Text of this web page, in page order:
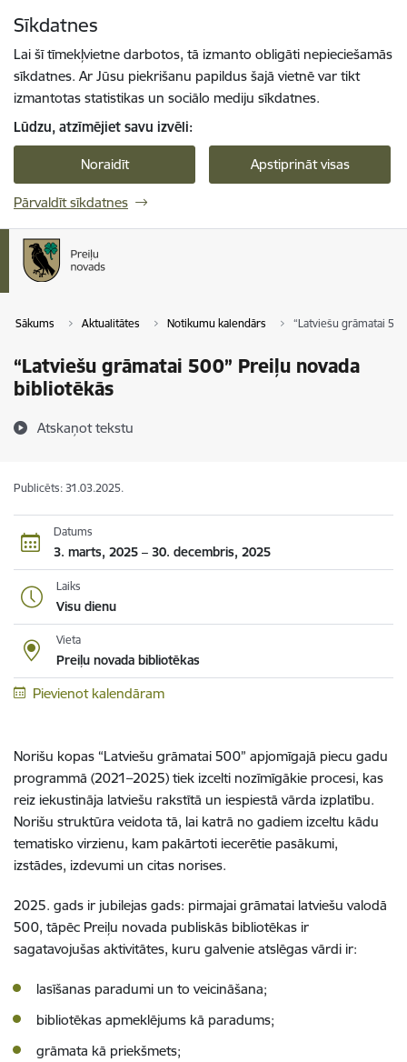
Sīkdatnes
Lai šī tīmekļvietne darbotos, tā izmanto obligāti nepieciešamās
sīkdatnes. Ar Jūsu piekrišanu papildus šajā vietnē var tikt
izmantotas statistikas un sociālo mediju sīkdatnes.
Lūdzu, atzīmējiet savu izvēli:
Noraidīt Apstiprināt visas
Pārvaldīt sīkdatnes
Sākums Aktualitātes Notikumu kalendārs “Latviešu grāmatai
“Latviešu grāmatai 500” Preiļu novada
bibliotēkās
Atskaņot tekstu
Publicēts: 31.03.2025.
Datums
3. marts, 2025 – 30. decembris, 2025
Laiks
Visu dienu
Vieta
Preiļu novada bibliotēkas
Pievienot kalendāram
Norišu kopas “Latviešu grāmatai 500” apjomīgajā piecu gadu
programmā (2021–2025) tiek izcelti nozīmīgākie procesi, kas
reiz iekustināja latviešu rakstītā un iespiestā vārda izplatību.
Norišu struktūra veidota tā, lai katrā no gadiem izceltu kādu
tematisko virzienu, kam pakārtoti iecerētie pasākumi,
izstādes, izdevumi un citas norises.
2025. gads ir jubilejas gads: pirmajai grāmatai latviešu valodā
500, tāpēc Preiļu novada publiskās bibliotēkas ir
sagatavojušas aktivitātes, kuru galvenie atslēgas vārdi ir:
lasīšanas paradumi un to veicināšana;
bibliotēkas apmeklējums kā paradums;
grāmata kā priekšmets;